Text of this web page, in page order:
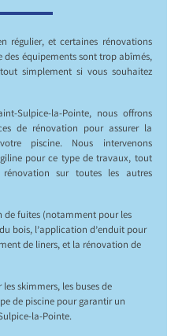
régulier, et certaines rénovations
équipements sont trop abîmés,
simplement si vous souhaitez
Sulpice-la-Pointe, nous offrons
de rénovation pour assurer la
piscine. Nous intervenons
pour ce type de travaux, tout
sur toutes les autres
de fuites (notamment pour les
bois, l’application d’enduit pour
de liners, et la rénovation de
skimmers, les buses de
de piscine pour garantir un
la-Pointe.